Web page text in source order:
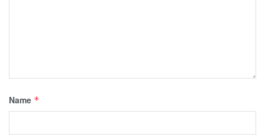
Name *